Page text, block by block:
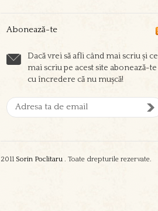
Abonează-te
Dacă vrei să afli când mai scriu și ce
mai scriu pe acest site abonează-te
cu încredere că nu mușcă!
2011 Sorin Poclitaru . Toate drepturile rezervate.